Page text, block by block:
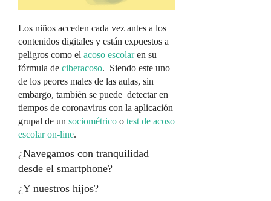
Los niños acceden cada vez antes a los
contenidos digitales y están expuestos a
peligros como el acoso escolaren su
fórmula de ciberacoso. Siendo este uno
de los peores males de las aulas, sin
embargo, también se puede detectar en
tiempos de coronavirus con la aplicación
grupal de un sociométrico o test de acoso
escolar on-line.
¿Navegamos con tranquilidad
desde el smartphone?
¿Y nuestros hijos?